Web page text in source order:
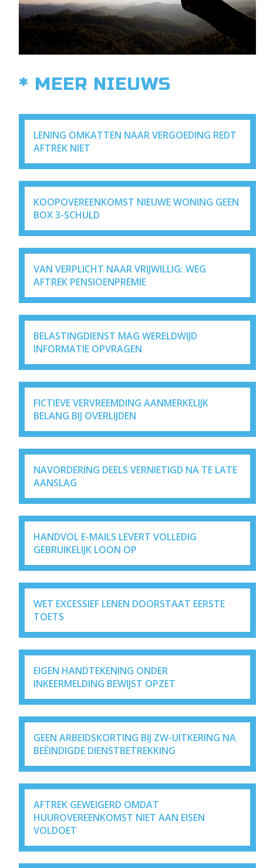
* MEER NIEUWS
LENING OMKATTEN NAAR VERGOEDING REDT
AFTREK NIET
KOOPOVEREENKOMST NIEUWE WONING GEEN
BOX 3-SCHULD
VAN VERPLICHT NAAR VRIJWILLIG: WEG
AFTREK PENSIOENPREMIE
BELASTINGDIENST MAG WERELDWIJD
INFORMATIE OPVRAGEN
FICTIEVE VERVREEMDING AANMERKELIJK
BELANG BIJ OVERLIJDEN
NAVORDERING DEELS VERNIETIGD NA TE LATE
AANSLAG
HANDVOL E-MAILS LEVERT VOLLEDIG
GEBRUIKELIJK LOON OP
WET EXCESSIEF LENEN DOORSTAAT EERSTE
TOETS
EIGEN HANDTEKENING ONDER
INKEERMELDING BEWIJST OPZET
GEEN ARBEIDSKORTING BIJ ZW-UITKERING NA
BEËINDIGDE DIENSTBETREKKING
AFTREK GEWEIGERD OMDAT
HUUROVEREENKOMST NIET AAN EISEN
VOLDOET